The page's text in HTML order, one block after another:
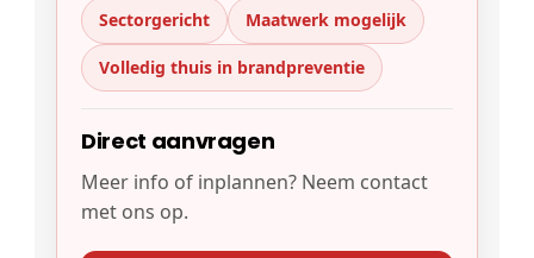
Sectorg­ericht Maatwerk mogelijk
Volledig thuis in brandpreventie
Direct aanvragen
Meer info of inplannen? Neem contact
met ons op.